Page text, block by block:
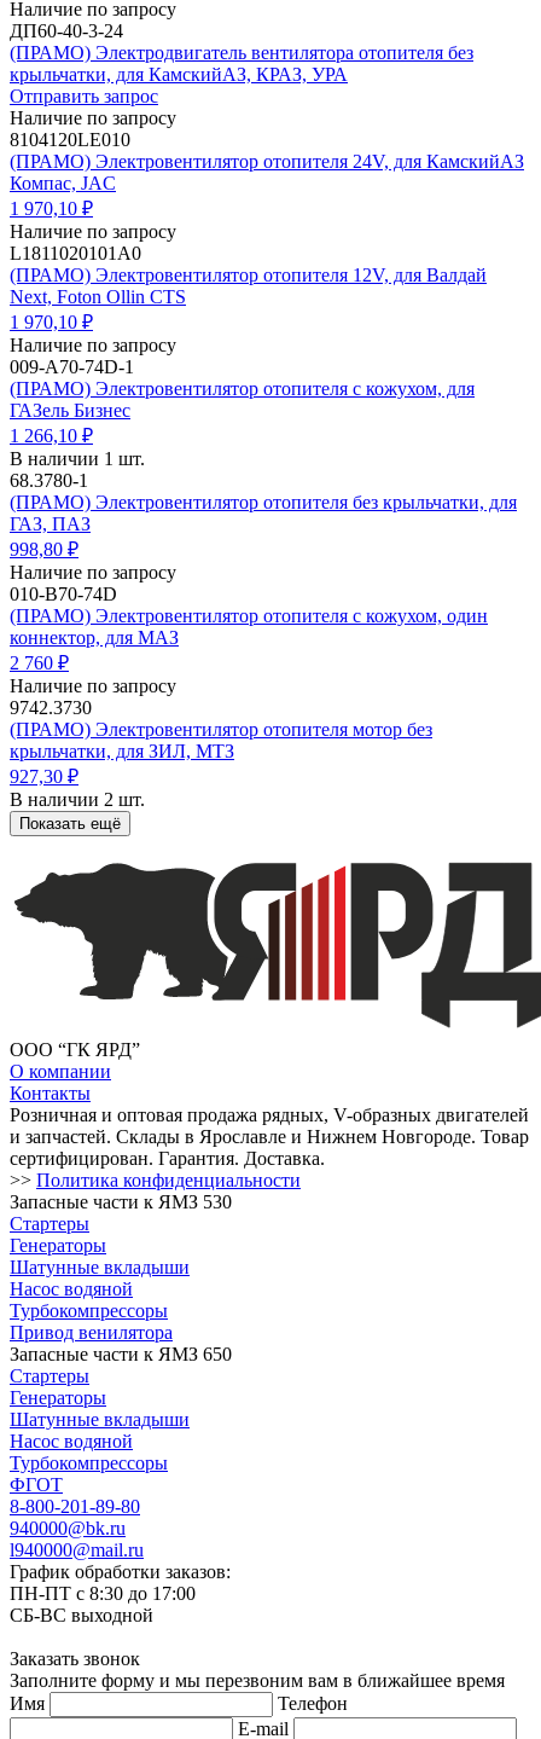
Наличие по запросу
ДП60-40-3-24
(ПРАМО) Электродвигатель вентилятора отопителя без
крыльчатки, для КамскийАЗ, КРАЗ, УРА
Отправить запрос
Наличие по запросу
8104120LE010
(ПРАМО) Электровентилятор отопителя 24V, для КамскийАЗ
Компас, JAC
1 970,10 ₽
Наличие по запросу
L1811020101A0
(ПРАМО) Электровентилятор отопителя 12V, для Валдай
Next, Foton Ollin CTS
1 970,10 ₽
Наличие по запросу
009-A70-74D-1
(ПРАМО) Электровентилятор отопителя с кожухом, для
ГАЗель Бизнес
1 266,10 ₽
В наличии 1 шт.
68.3780-1
(ПРАМО) Электровентилятор отопителя без крыльчатки, для
ГАЗ, ПАЗ
998,80 ₽
Наличие по запросу
010-B70-74D
(ПРАМО) Электровентилятор отопителя с кожухом, один
коннектор, для МАЗ
2 760 ₽
Наличие по запросу
9742.3730
(ПРАМО) Электровентилятор отопителя мотор без
крыльчатки, для ЗИЛ, МТЗ
927,30 ₽
В наличии 2 шт.
Показать ещё
ООО “ГК ЯРД”
О компании
Контакты
Розничная и оптовая продажа рядных, V-образных двигателей
и запчастей. Склады в Ярославле и Нижнем Новгороде. Товар
сертифицирован. Гарантия. Доставка.
>> Политика конфиденциальности
Запасные части к ЯМЗ 530
Стартеры
Генераторы
Шатунные вкладыши
Насос водяной
Турбокомпрессоры
Привод венилятора
Запасные части к ЯМЗ 650
Стартеры
Генераторы
Шатунные вкладыши
Насос водяной
Турбокомпрессоры
ФГОТ
8-800-201-89-80
940000@bk.ru
l940000@mail.ru
График обработки заказов:
ПН-ПТ с 8:30 до 17:00
СБ-ВС выходной
Заказать звонок
Заполните форму и мы перезвоним вам в ближайшее время
Имя
Телефон
E-mail